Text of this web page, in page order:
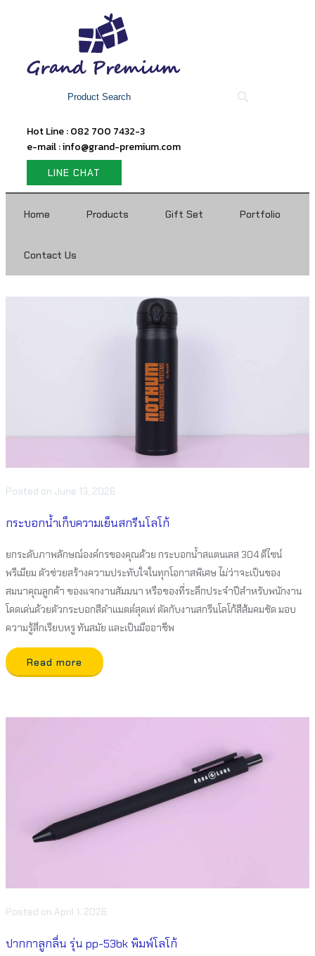
Hot Line : 082 700 7432-3
e-mail : info@grand-premium.com
LINE CHAT
Home Products Gift Set Portfolio
Contact Us
Posted on June 13, 2026
กระบอกน้ำเก็บความเย็นสกรีนโลโก้
ยกระดับภาพลักษณ์องค์กรของคุณด้วย กระบอกน้ำสแตนเลส 304 ดีไซน์
พรีเมียม ตัวช่วยสร้างความประทับใจในทุกโอกาสพิเศษ ไม่ว่าจะเป็นของ
สมนาคุณลูกค้า ของแจกงานสัมมนา หรือของที่ระลึกประจำปีสำหรับพนักงาน
โดดเด่นด้วยตัวกระบอกสีดำแมตต์สุดเท่ ตัดกับงานสกรีนโลโก้สีส้มคมชัด มอบ
ความรู้สึกเรียบหรู ทันสมัย และเป็นมืออาชีพ
Read more
Posted on April 1, 2026
ปากกาลูกลื่น รุ่น pp-53bk พิมพ์โลโก้